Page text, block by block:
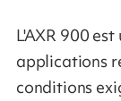
L'AXR 900
applications
conditions